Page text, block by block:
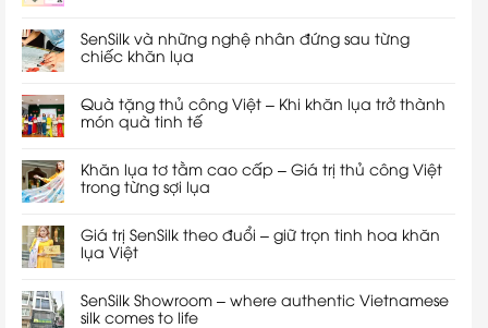
SenSilk và những nghệ nhân đứng sau từng
chiếc khăn lụa
Quà tặng thủ công Việt – Khi khăn lụa trở thành
món quà tinh tế
Khăn lụa tơ tằm cao cấp – Giá trị thủ công Việt
trong từng sợi lụa
Giá trị SenSilk theo đuổi – giữ trọn tinh hoa khăn
lụa Việt
SenSilk Showroom – where authentic Vietnamese
silk comes to life